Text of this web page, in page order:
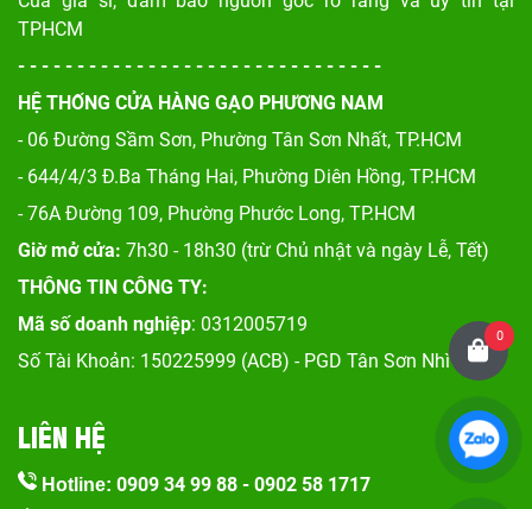
TPHCM
- - - - - - - - - - - - - - - - - - - - - - - - - - - - - - -
HỆ THỐNG CỬA HÀNG GẠO PHƯƠNG NAM
- 06 Đường Sầm Sơn, Phường Tân Sơn Nhất, TP.HCM
- 644/4/3 Đ.Ba Tháng Hai, Phường Diên Hồng, TP.HCM
- 76A Đường 109, Phường Phước Long, TP.HCM
Giờ mở cửa: 7h30 - 18h30 (trừ Chủ nhật và ngày Lễ, Tết)
THÔNG TIN CÔNG TY:
Mã số doanh nghiệp: 0312005719
Số Tài Khoản: 150225999 (ACB) - PGD Tân Sơn Nhì
LIÊN HỆ
Hotline: 0909 34 99 88 - 0902 58 1717
0